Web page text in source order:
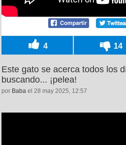
4 14
Este gato se acerca todos los
buscando... ¡pelea!
por Baba el 28 may 2025, 12:57